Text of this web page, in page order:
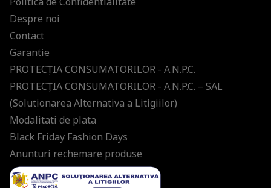
Despre noi
Contact
Garantie
PROTECŢIA CONSUMATORILOR - A.N.P.C.
PROTECŢIA CONSUMATORILOR - A.N.P.C. – SAL
(Solutionarea Alternativa a Litigiilor)
Modalitati de plata
Black Friday Fashion Days
Anunturi rechemare produse